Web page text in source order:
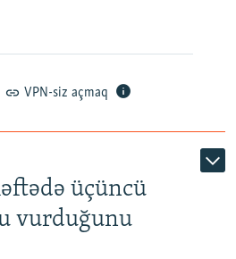
VPN-siz açmaq
üçüncü
vurduğunu